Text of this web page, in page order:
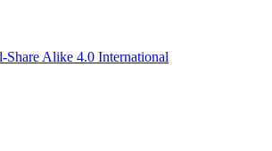
Alike 4.0 International